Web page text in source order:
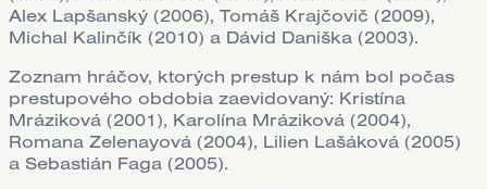
Alex Lapšanský (2006), Tomáš Krajčovič (2009),
Michal Kalinčík (2010) a Dávid Daniška (2003).
Zoznam hráčov, ktorých prestup k nám bol počas
prestupového obdobia zaevidovaný: Kristína
Mráziková (2001), Karolína Mráziková (2004),
Romana Zelenayová (2004), Lilien Lašáková (2005)
a Sebastián Faga (2005).